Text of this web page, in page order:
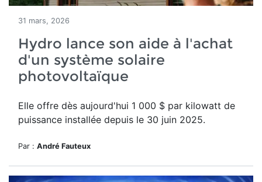
31 mars, 2026
Hydro lance son aide à l'achat
d'un système solaire
photovoltaïque
Elle offre dès aujourd'hui 1 000 $ par kilowatt de
puissance installée depuis le 30 juin 2025.
Par : André Fauteux